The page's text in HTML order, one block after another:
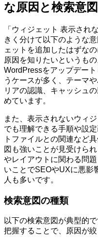
な原因と検索意
「ウィジェット 表示され
きく分けて以下のような
ェットを追加したはずな
原因を知りたいというも
WordPressをアップデー
うケースが多く、テーマ
リアの認識、キャッシュ
めています。
また、表示されないウィ
でも理解できる手順や設
トファイルとの関連など
図も強いことが見受けら
やレイアウトに関わる問
いことでSEOやUXに悪影
人も多いです。
検索意図の種類
以下の検索意図が典型的
把握することで、原因が絞